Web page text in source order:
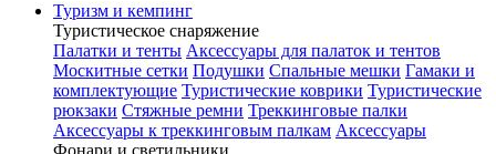
Туризм и кемпинг
Туристическое снаряжение
Палатки и тенты Аксессуары для палаток и тентов
Москитные сетки Подушки Спальные мешки Гамаки и
комплектующие Туристические коврики Туристические
рюкзаки Стяжные ремни Треккинговые палки
Аксессуары к треккинговым палкам Аксессуары